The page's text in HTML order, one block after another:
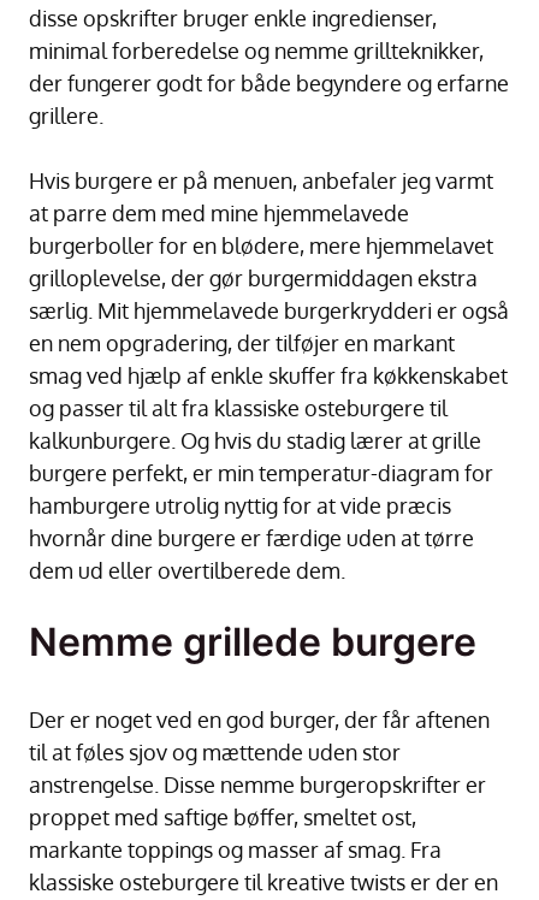
disse opskrifter bruger enkle ingredienser,
minimal forberedelse og nemme grillteknikker,
der fungerer godt for både begyndere og erfarne
grillere.
Hvis burgere er på menuen, anbefaler jeg varmt
at parre dem med mine hjemmelavede
burgerboller for en blødere, mere hjemmelavet
grilloplevelse, der gør burgermiddagen ekstra
særlig. Mit hjemmelavede burgerkrydderi er også
en nem opgradering, der tilføjer en markant
smag ved hjælp af enkle skuffer fra køkkenskabet
og passer til alt fra klassiske osteburgere til
kalkunburgere. Og hvis du stadig lærer at grille
burgere perfekt, er min temperatur-diagram for
hamburgere utrolig nyttig for at vide præcis
hvornår dine burgere er færdige uden at tørre
dem ud eller overtilberede dem.
Nemme grillede burgere
Der er noget ved en god burger, der får aftenen
til at føles sjov og mættende uden stor
anstrengelse. Disse nemme burgeropskrifter er
proppet med saftige bøffer, smeltet ost,
markante toppings og masser af smag. Fra
klassiske osteburgere til kreative twists er der en